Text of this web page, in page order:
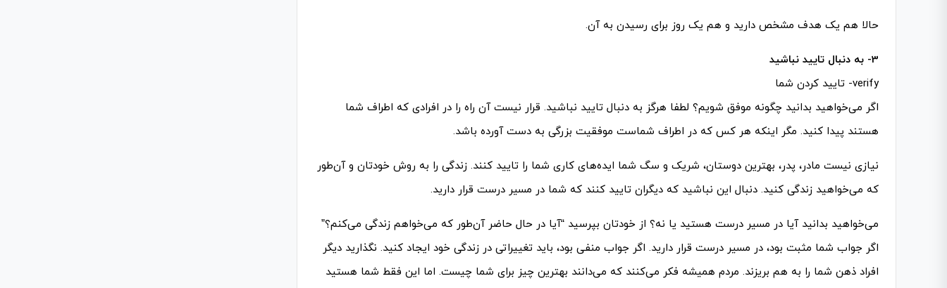
حالا هم یک هدف مشخص دارید و هم یک روز برای رسیدن به آن.
3- به دنبال تایید نباشید
verify- تایید کردن شما
اگر می‌خواهید بدانید چگونه موفق شویم؟ لطفا هرگز به دنبال تایید نباشید. قرار نیست آن راه را در افرادی که اطراف شما
هستند پیدا کنید. مگر اینکه هر کس که در اطراف شماست موفقیت بزرگی به دست آورده باشد.
نیازی نیست مادر، پدر، بهترین دوستان، شریک و سگ شما ایده­‌های کاری شما را تایید کنند. زندگی را به روش خودتان و آن‌طور
که می­‌خواهید زندگی کنید. دنبال این نباشید که دیگران تایید کنند که شما در مسیر درست قرار دارید.
می­‌خواهید بدانید آیا در مسیر درست هستید یا نه؟ از خودتان بپرسید “آیا در حال حاضر آن‌طور که می‌­خواهم زندگی می­‌کنم؟”
اگر جواب شما مثبت بود، در مسیر درست قرار دارید. اگر جواب منفی بود، باید تغییراتی در زندگی خود ایجاد کنید. نگذارید دیگر
افراد ذهن شما را به هم بریزند. مردم همیشه فکر می­‌کنند که می­‌دانند بهترین چیز برای شما چیست. اما این فقط شما هستید